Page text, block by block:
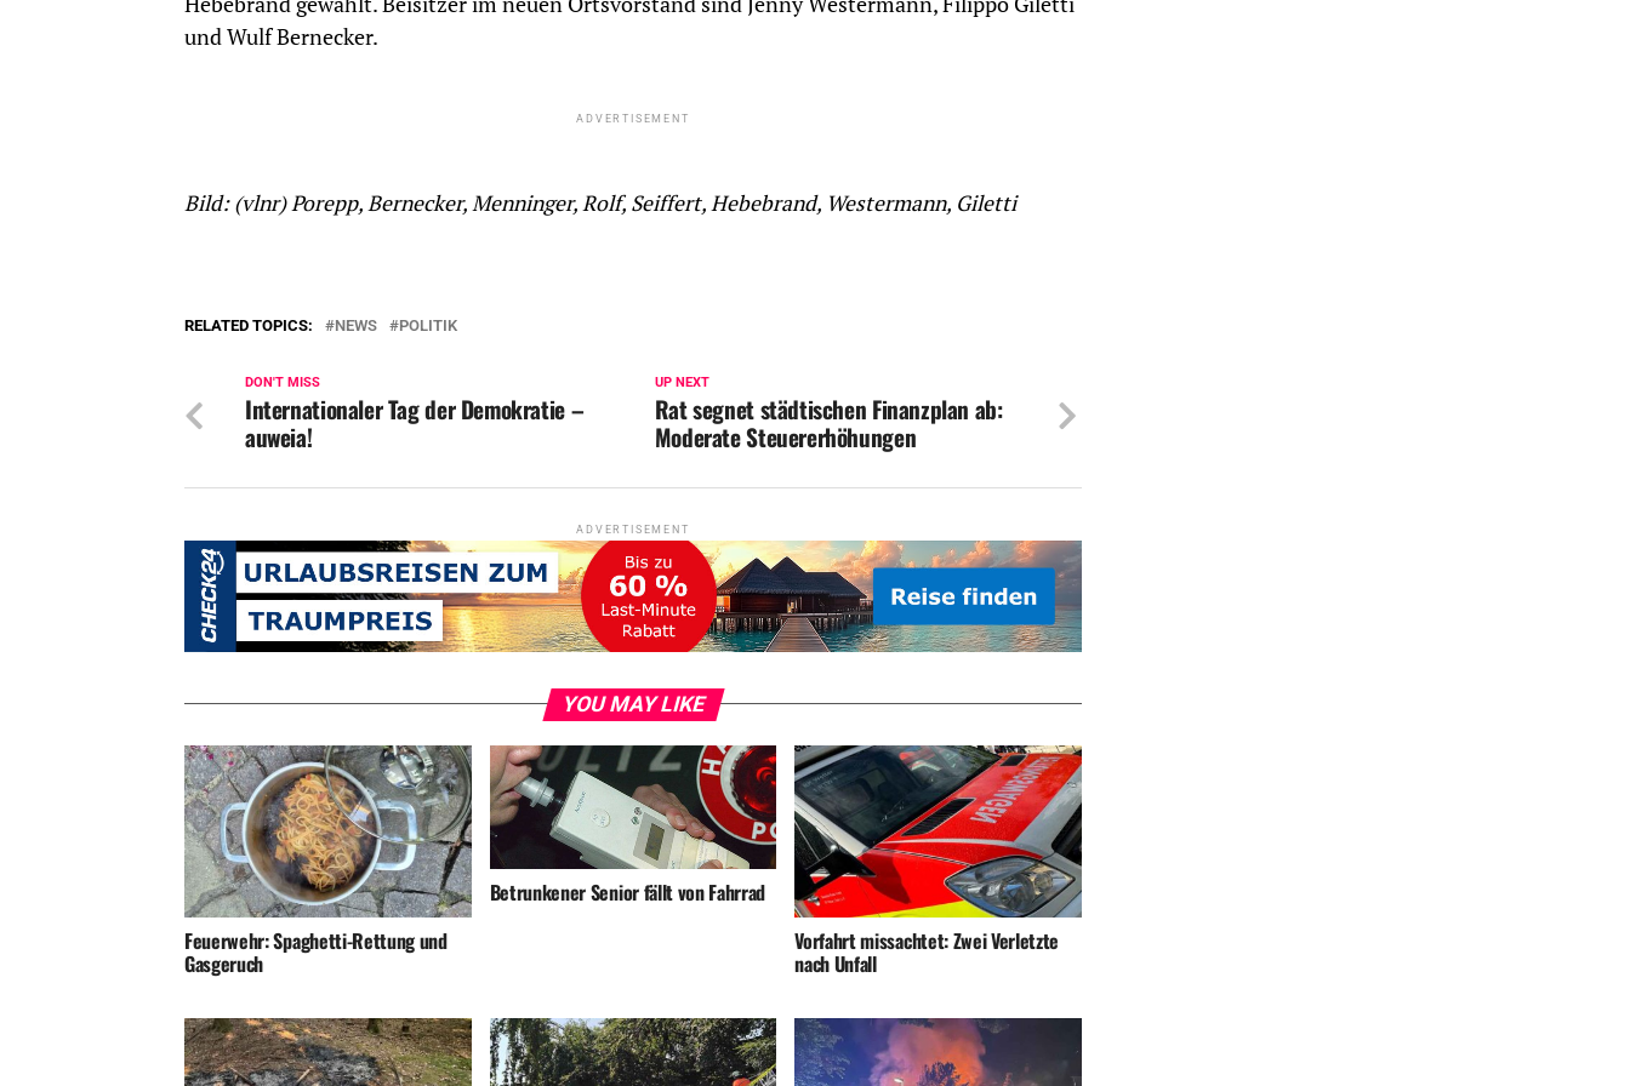
und Wulf Bernecker.
ADVERTISEMENT
Bild: (vlnr) Porepp, Bernecker, Menninger, Rolf, Seiffert, Hebebrand, Westermann, Giletti
RELATED TOPICS: NEWS POLITIK
UP NEXT
Rat segnet städtischen Finanzplan ab:
Moderate Steuererhöhungen
DON'T MISS
Internationaler Tag der Demokratie –
auweia!
ADVERTISEMENT
YOU MAY LIKE
Feuerwehr: Spaghetti-Rettung und
Gasgeruch
Betrunkener Senior fällt von Fahrrad
Vorfahrt missachtet: Zwei Verletzte
nach Unfall